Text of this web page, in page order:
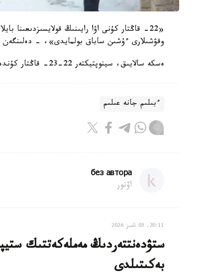
وقۋشىلارى ءۇشىن ساباق بولمايدى»، - دەلىنگەن
ەسكە سالايىق، سينوپتيكتەر 22-23- قاڭتار كۇندەرى ەلوردادا اۋا رايى بۇزىلاتىنى جونىندە ەسكەرتكەن بولاتىن.
ءبىلىم جانە عىلىم
без автора
اۆتور
20:11, 05 تامىز 2026
ستۋدەنتتەردىڭ مەملەكەتتىك
بەكىتىلدى